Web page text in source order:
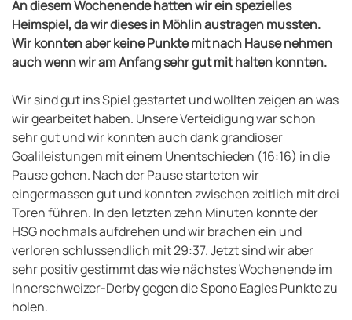
An diesem Wochenende hatten wir ein spezielles
Heimspiel, da wir dieses in Möhlin austragen mussten.
Wir konnten aber keine Punkte mit nach Hause nehmen
auch wenn wir am Anfang sehr gut mit halten konnten.
Wir sind gut ins Spiel gestartet und wollten zeigen an was
wir gearbeitet haben. Unsere Verteidigung war schon
sehr gut und wir konnten auch dank grandioser
Goalileistungen mit einem Unentschieden (16:16) in die
Pause gehen. Nach der Pause starteten wir
eingermassen gut und konnten zwischen zeitlich mit drei
Toren führen. In den letzten zehn Minuten konnte der
HSG nochmals aufdrehen und wir brachen ein und
verloren schlussendlich mit 29:37. Jetzt sind wir aber
sehr positiv gestimmt das wie nächstes Wochenende im
Innerschweizer-Derby gegen die Spono Eagles Punkte zu
holen.